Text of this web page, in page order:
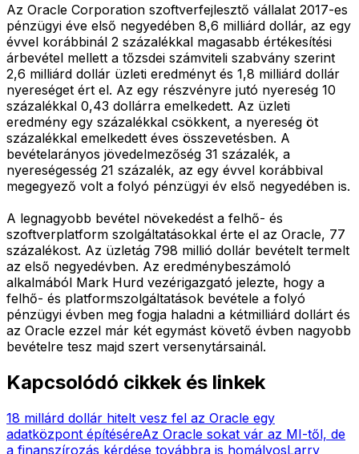
Az Oracle Corporation szoftverfejlesztő vállalat 2017-es
pénzügyi éve első negyedében 8,6 milliárd dollár, az egy
évvel korábbinál 2 százalékkal magasabb értékesítési
árbevétel mellett a tőzsdei számviteli szabvány szerint
2,6 milliárd dollár üzleti eredményt és 1,8 milliárd dollár
nyereséget ért el. Az egy részvényre jutó nyereség 10
százalékkal 0,43 dollárra emelkedett. Az üzleti
eredmény egy százalékkal csökkent, a nyereség öt
százalékkal emelkedett éves összevetésben. A
bevételarányos jövedelmezőség 31 százalék, a
nyereségesség 21 százalék, az egy évvel korábbival
megegyező volt a folyó pénzügyi év első negyedében is.
A legnagyobb bevétel növekedést a felhő- és
szoftverplatform szolgáltatásokkal érte el az Oracle, 77
százalékost. Az üzletág 798 millió dollár bevételt termelt
az első negyedévben. Az eredménybeszámoló
alkalmából Mark Hurd vezérigazgató jelezte, hogy a
felhő- és platformszolgáltatások bevétele a folyó
pénzügyi évben meg fogja haladni a kétmilliárd dollárt és
az Oracle ezzel már két egymást követő évben nagyobb
bevételre tesz majd szert versenytársainál.
Kapcsolódó cikkek és linkek
18 millárd dollár hitelt vesz fel az Oracle egy
adatközpont építéséreAz Oracle sokat vár az MI-től, de
a finanszírozás kérdése továbbra is homályosLarry